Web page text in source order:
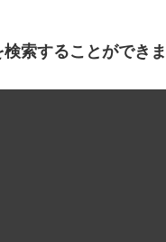
索することができま